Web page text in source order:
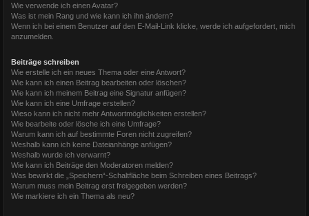
Wie verwende ich einen Avatar?
Was ist mein Rang und wie kann ich ihn ändern?
Wenn ich bei einem Benutzer auf den E-Mail-Link klicke, werde ich aufgefordert, mich
anzumelden.
Beiträge schreiben
Wie erstelle ich ein neues Thema oder eine Antwort?
Wie kann ich einen Beitrag bearbeiten oder löschen?
Wie kann ich meinem Beitrag eine Signatur anfügen?
Wie kann ich eine Umfrage erstellen?
Wieso kann ich nicht mehr Antwortmöglichkeiten erstellen?
Wie bearbeite oder lösche ich eine Umfrage?
Warum kann ich auf bestimmte Foren nicht zugreifen?
Weshalb kann ich keine Dateianhänge anfügen?
Weshalb wurde ich verwarnt?
Wie kann ich Beiträge den Moderatoren melden?
Was bewirkt die „Speichern“-Schaltfläche beim Schreiben eines Beitrags?
Warum muss mein Beitrag erst freigegeben werden?
Wie markiere ich ein Thema als neu?